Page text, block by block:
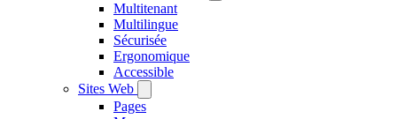
Multitenant
Multilingue
Sécurisée
Ergonomique
Accessible
Sites Web
Pages